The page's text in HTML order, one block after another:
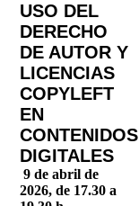
USO DEL
DERECHO
DE AUTOR Y
LICENCIAS
COPYLEFT
EN
CONTENIDOS
DIGITALES
9 de abril de
2026, de 17.30 a